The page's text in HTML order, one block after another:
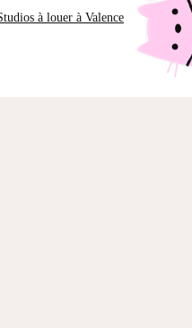
à louer à Valence